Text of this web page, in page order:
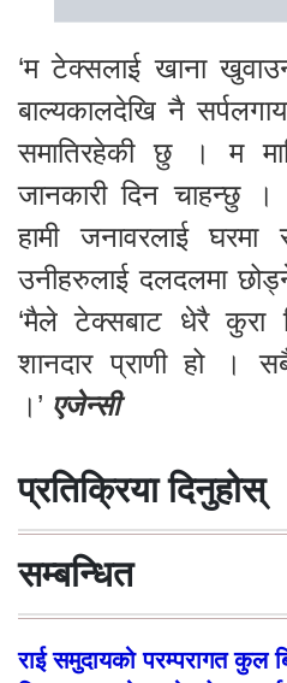
उनीहरुलाई दलदलमा
‘मैले टेक्सबाट धेरै
शानदार प्राणी हो ।
।’एजेन्सी
प्रतिक्रिया दिनुहोस्
सम्बन्धित
राई समुदायको परम्परागत कुल
काठमाडौं ।
‘आत्मा बाटो’
परम्परागत कुलका
उर्मिला लाम्गादेको ‘ख्रीष्टको
सार्वजनिक